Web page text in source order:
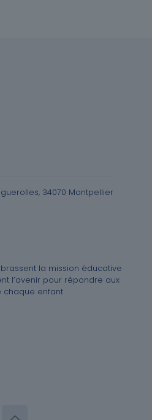
34070 Montpellier
la mission éducative
l’avenir pour répondre aux
chaque enfant